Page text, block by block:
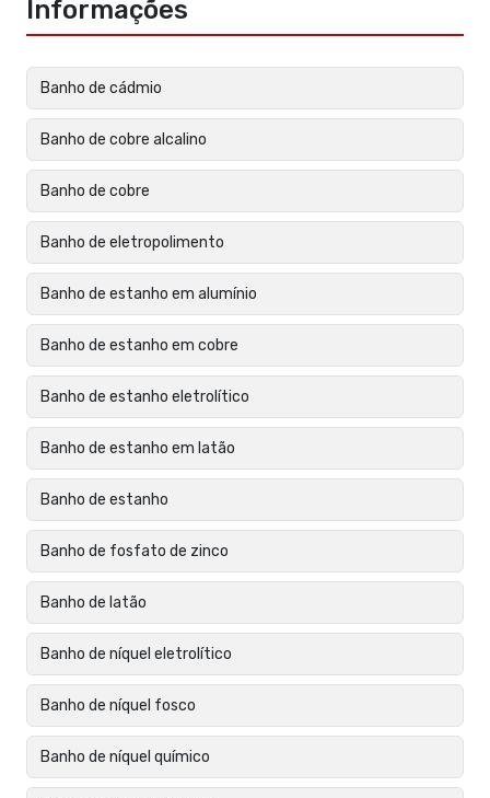
Informações
Banho de cádmio
Banho de cobre alcalino
Banho de cobre
Banho de eletropolimento
Banho de estanho em alumínio
Banho de estanho em cobre
Banho de estanho eletrolítico
Banho de estanho em latão
Banho de estanho
Banho de fosfato de zinco
Banho de latão
Banho de níquel eletrolítico
Banho de níquel fosco
Banho de níquel químico